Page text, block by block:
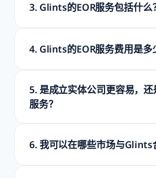
3. Glints的EOR服务包括什么
4. Glints的EOR服务费用是多
5. 是成立实体公司更容易，还
服务？
6. 我可以在哪些市场与Glints